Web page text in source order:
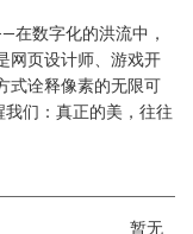
在数字化的洪流中，
网页设计师、游戏开
式诠释像素的无限可
们：真正的美，往往
暂无